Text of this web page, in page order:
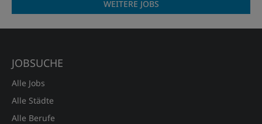
WEITERE JOBS
JOBSUCHE
Alle Jobs
Alle Städte
Alle Berufe